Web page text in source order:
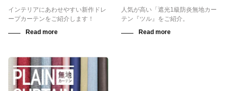
インテリアにあわせやすい新作ドレ
ープカーテンをご紹介します！
人気が高い「遮光1級防炎無地カー
テン『ツル』をご紹介。